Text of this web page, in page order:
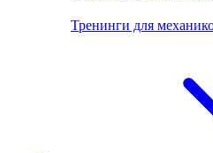
Тренинги для